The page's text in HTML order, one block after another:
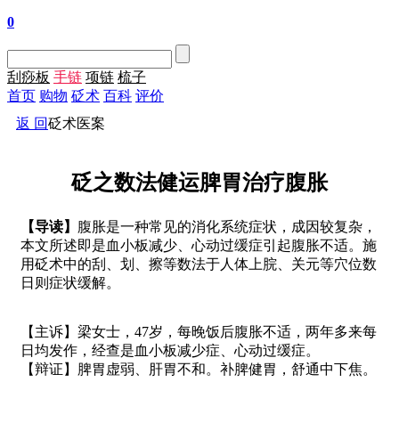
0
刮痧板 手链 项链 梳子
首页 购物 砭术 百科 评价
返 回砭术医案
砭之数法健运脾胃治疗腹胀
【导读】 腹胀是一种常见的消化系统症状，成因较复杂，
本文所述即是血小板减少、心动过缓症引起腹胀不适。施
用砭术中的刮、划、擦等数法于人体上脘、关元等穴位数
日则症状缓解。
【主诉】梁女士，47岁，每晚饭后腹胀不适，两年多来每
日均发作，经查是血小板减少症、心动过缓症。
【辩证】脾胃虚弱、肝胃不和。补脾健胃，舒通中下焦。